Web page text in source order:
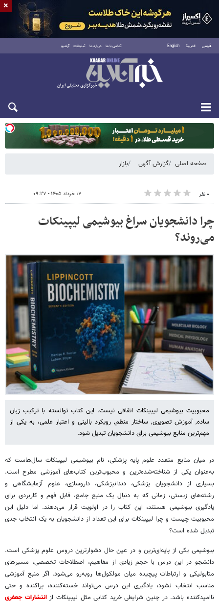
فارسی العربية English تماس با ما درباره ما تبلیغات آرشیو
یکشنبه ۱۸ مرداد ۱۴۰۵
صفحه اصلی گزارش آگهی بازار
۰ نفر ۱۷ خرداد ۱۴۰۵ - ۰۹:۲۷
چرا دانشجویان سراغ بیوشیمی لیپینکات
می‌روند؟
محبوبیت بیوشیمی لیپینکات اتفاقی نیست. این کتاب توانسته با ترکیب زبان
ساده, آموزش تصویری, ساختار منظم, رویکرد بالینی و اعتبار علمی، به یکی از
مهم‌ترین منابع بیوشیمی برای دانشجویان تبدیل شود.
در میان منابع متعدد علوم پایه پزشکی، نام بیوشیمی لیپینکات سال‌هاست که
به‌عنوان یکی از شناخته‌شده‌ترین و محبوب‌ترین کتاب‌های آموزشی مطرح است.
بسیاری از دانشجویان پزشکی، دندانپزشکی، داروسازی، علوم آزمایشگاهی و
رشته‌های زیستی، زمانی که به دنبال یک منبع جامع، قابل فهم و کاربردی برای
یادگیری بیوشیمی هستند، این کتاب را در اولویت قرار می‌دهند. اما دلیل این
محبوبیت چیست و چرا لیپینکات برای این تعداد از دانشجویان به یک انتخاب جدی
تبدیل شده است؟
بیوشیمی یکی از پایه‌ای‌ترین و در عین حال دشوارترین دروس علوم پزشکی است.
دانشجو در این درس با حجم زیادی از مفاهیم، اصطلاحات تخصصی، مسیرهای
متابولیکی و ارتباطات پیچیده میان مولکول‌ها روبه‌رو می‌شود. اگر منبع آموزشی
مناسب انتخاب نشود، یادگیری این درس می‌تواند خسته‌کننده، پراکنده و حتی
ناامیدکننده باشد. در چنین شرایطی خرید کتابی مثل لیپینکات ازانتشارات جعفری
×